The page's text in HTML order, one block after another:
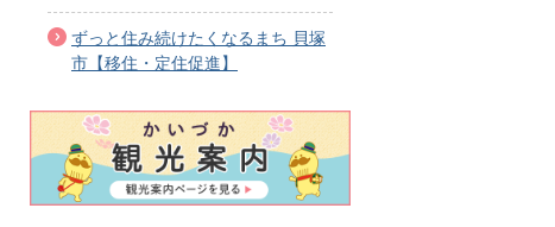
ずっと住み続けたくなるまち 貝塚
市【移住・定住促進】